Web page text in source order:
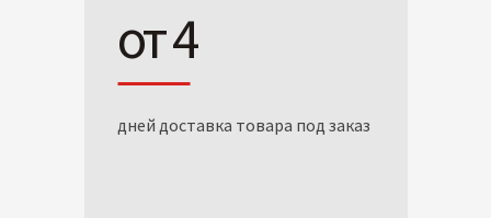
от 4
дней доставка товара под заказ